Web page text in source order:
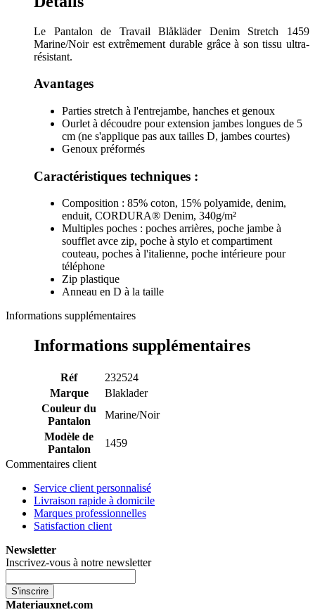
Le Pantalon de Travail Blåkläder Denim Stretch 1459
Marine/Noir est extrêmement durable grâce à son tissu ultra-
résistant.
Avantages
Parties stretch à l'entrejambe, hanches et genoux
Ourlet à découdre pour extension jambes longues de 5
cm (ne s'applique pas aux tailles D, jambes courtes)
Genoux préformés
Caractéristiques techniques :
Composition : 85% coton, 15% polyamide, denim,
enduit, CORDURA® Denim, 340g/m²
Multiples poches : poches arrières, poche jambe à
soufflet avce zip, poche à stylo et compartiment
couteau, poches à l'italienne, poche intérieure pour
téléphone
Zip plastique
Anneau en D à la taille
Informations supplémentaires
Informations supplémentaires
Réf
232524
Marque
Blaklader
Couleur du
Pantalon
Marine/Noir
Modèle de
Pantalon
1459
Commentaires client
Service client personnalisé
Livraison rapide à domicile
Marques professionnelles
Satisfaction client
Newsletter
Inscrivez-vous à notre newsletter
S'inscrire
Materiauxnet.com